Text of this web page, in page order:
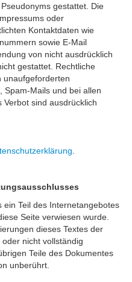
gestattet. Die
oder
Kontaktdaten wie
sowie E-Mail
von nicht ausdrücklich
gestattet. Rechtliche
unaufgeforderten
Spam-Mails und bei allen
sind ausdrücklich
.
ein Teil des Internetangebotes
Seite verwiesen wurde.
dieses Textes der
nicht vollständig
Teile des Dokumentes
unberührt.